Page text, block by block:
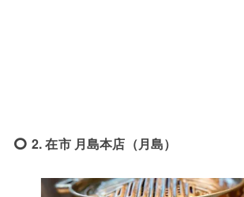
2. 在市 月島本店（月島）